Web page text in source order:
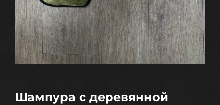
Шампура с деревянной